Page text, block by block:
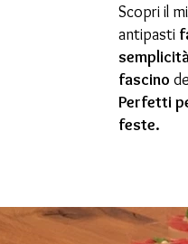
Scopri il
antipasti
fascino
Perfetti
feste.